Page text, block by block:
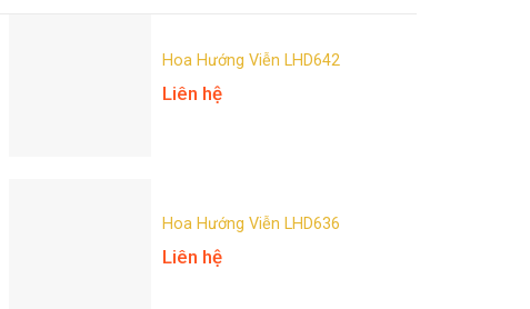
Hoa Hướng Viễn LHD642
Liên hệ
Hoa Hướng Viễn LHD636
Liên hệ